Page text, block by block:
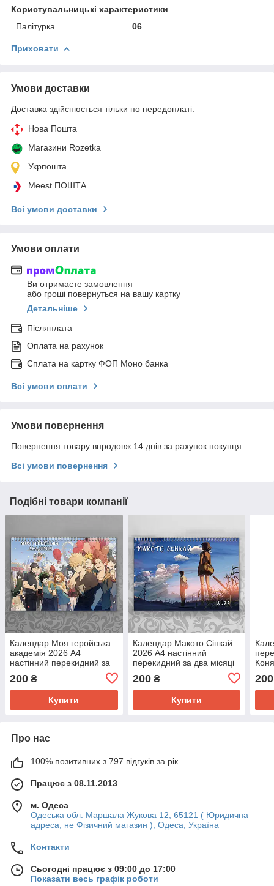
Користувальницькі характеристики
Палітурка
06
Приховати
Умови доставки
Доставка здійснюється тільки по передоплаті.
Нова Пошта
Магазини Rozetka
Укрпошта
Meest ПОШТА
Всі умови доставки
Умови оплати
Ви отримаєте замовлення
або гроші повернуться на вашу картку
Детальніше
Післяплата
Оплата на рахунок
Сплата на картку ФОП Моно банка
Всі умови оплати
Умови повернення
Повернення товару впродовж 14 днів за рахунок покупця
Всі умови повернення
Подібні товари компанії
Календар Моя геройська
академія 2026 А4
настінний перекидний за
пружині
200 ₴
Купити
Календар Макото Сінкай
2026 А4 настінний
перекидний за два місяці
200₴
Купити
200
Про нас
100% позитивних з 797 відгуків за рік
Працює з 08.11.2013
м. Одеса
Одеська обл. Маршала Жукова 12, 65121 ( Юридична
адреса, не Фізичний магазин ), Одеса, Україна
Контакти
Сьогодні працює з 09:00 до 17:00
Показати весь графік роботи